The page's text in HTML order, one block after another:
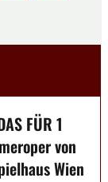
FÜR 1
von
Wien